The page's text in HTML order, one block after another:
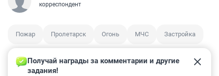
корреспондент
Пожар Пролетарск Огонь МЧС Застройка
Получай награды за комментарии и другие
задания!